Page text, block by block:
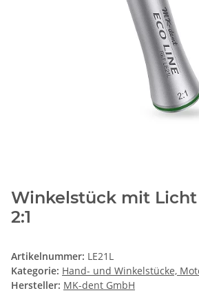
Winkelstück mit Licht
2:1
Artikelnummer: LE21L
Kategorie: Hand- und Winkelstücke,
Hersteller: MK-dent GmbH